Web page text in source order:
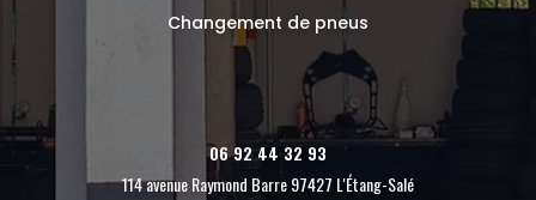
Changement de pneus
06 92 44 32 93
114 avenue Raymond Barre 97427 L'Étang-Salé